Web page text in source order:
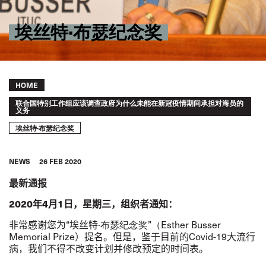
埃丝特·布瑟纪念奖
Breadcrumb
HOME
联合国特别工作组应该调查政府为什么未能在新冠疫情期间承担对海员的
义务
埃丝特·布瑟纪念奖
NEWS 26 FEB 2020
最新通报
2020年4月1 日，星期三，组织者通知：
非常感谢您为“埃丝特·布瑟纪念奖”（Esther Busser
Memorial Prize） 提名。但是，鉴于目前的Covid-19大流行
病，我们不得不改变计划并修改预定的时间表。